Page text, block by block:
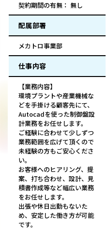
契約期間の有無： 無し
配属部署
メカトロ事業部
仕事内容
【業務内容】
環境プラントや産業機械な
どを手掛ける顧客先にて、
Autocadを使った制御盤設
計業務をお任せします。
ご経験に合わせて少しずつ
業務範囲を広げて頂くので
未経験の方もご安心くださ
い。
お客様へのヒアリング、提
案、打ち合わせ、設計、見
積書作成等など幅広い業務
をお任せします。
出張や休日出勤もないた
め、安定した働き方が可能
です。